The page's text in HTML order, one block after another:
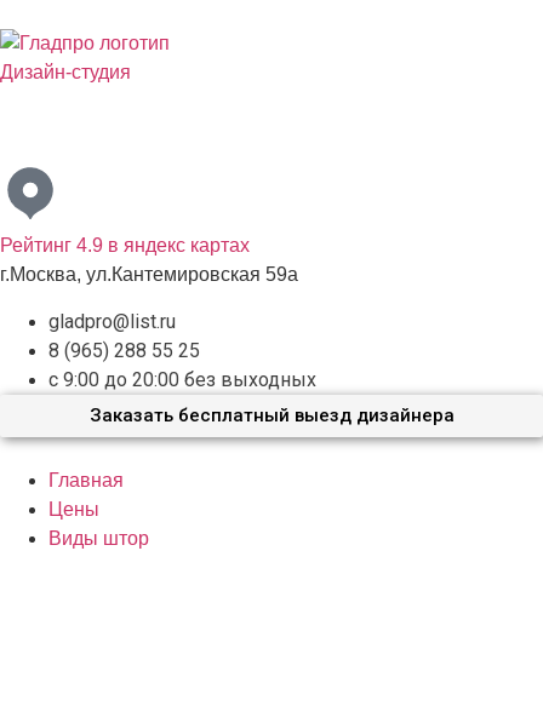
Дизайн-студия
Рейтинг 4.9 в яндекс картах
г.Москва, ул.Кантемировская 59а
gladpro@list.ru
8 (965) 288 55 25
с 9:00 до 20:00 без выходных
Заказать бесплатный выезд дизайнера
Главная
Цены
Виды штор